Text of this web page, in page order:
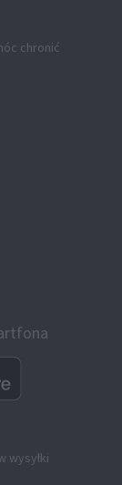
chronić
wysyłki